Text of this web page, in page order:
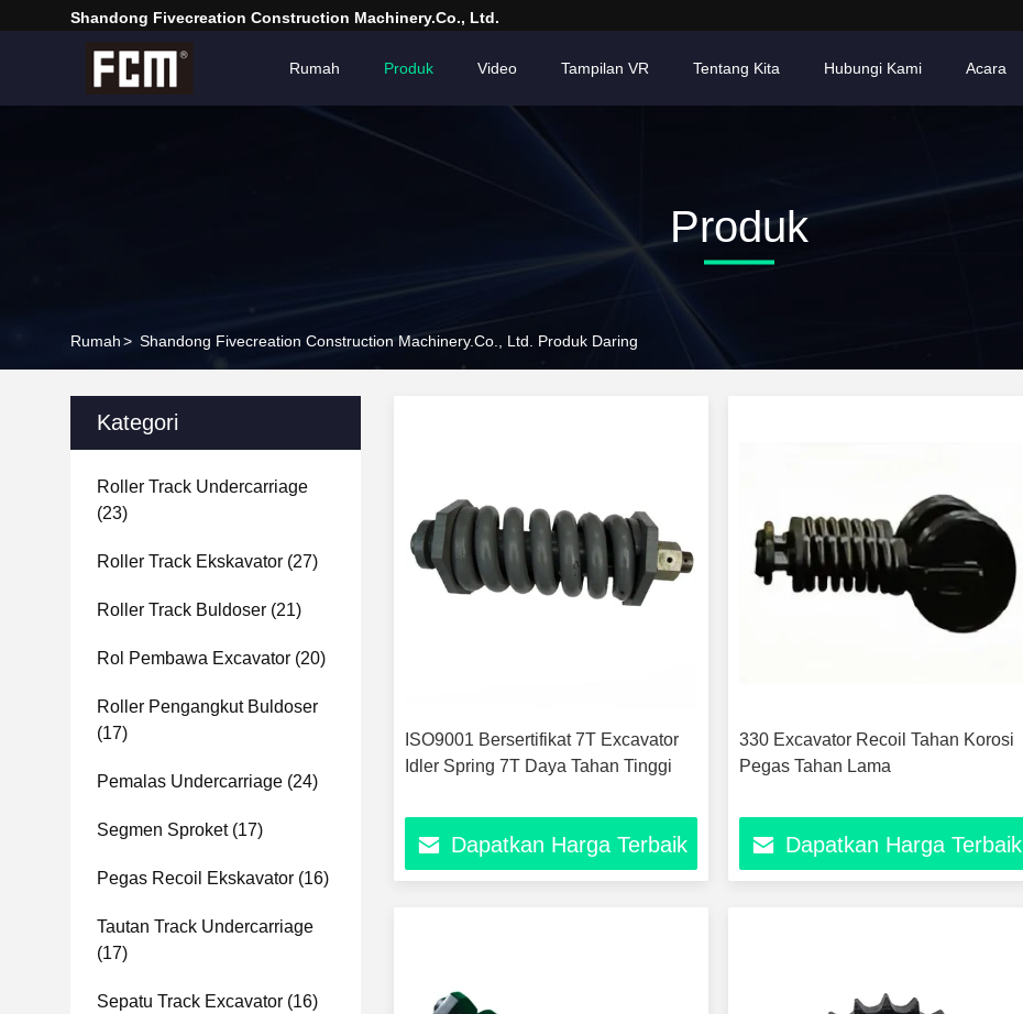
Shandong Fivecreation Construction Machinery.Co., Ltd.
Rumah Produk Video Tampilan VR Tentang Kita Hubungi Kami Acara
Produk
Rumah> Shandong Fivecreation Construction Machinery.Co., Ltd. Produk Daring
Kategori
Roller Track Undercarriage
(23)
Roller Track Ekskavator (27)
Roller Track Buldoser (21)
Rol Pembawa Excavator (20)
Roller Pengangkut Buldoser
(17)
Pemalas Undercarriage (24)
Segmen Sproket(17)
Pegas Recoil Ekskavator (16)
Tautan Track Undercarriage
(17)
Sepatu Track Excavator (16)
ISO9001 Bersertifikat 7T Excavator
Idler Spring 7T Daya Tahan Tinggi
Dapatkan Harga Terbaik
330 Excavator Recoil Tahan Korosi
Pegas Tahan Lama
Dapatkan Harga Terbaik